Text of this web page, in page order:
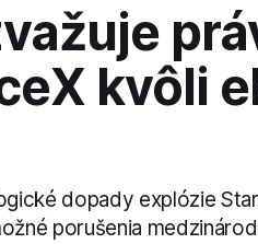
kvôli
dopady explózie
porušenia